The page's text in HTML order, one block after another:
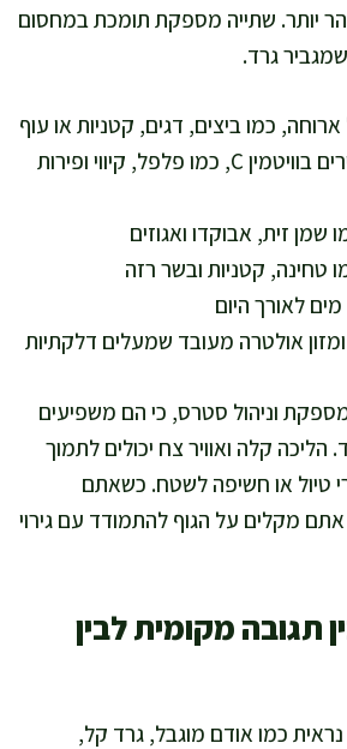
יותר. שתייה מספקת תומכת במחסום
גרד.
ארוחה, כמו ביצים, דגים, קטניות או עוף
ירקות ופירות עשירים בוויטמין C, כמו פלפל, קיווי ופירות
שמן זית, אבוקדו ואגוזים
טחינה, קטניות ובשר רזה
לאורך היום
אולטרה מעובד שמעלים דלקתיות
וניהול סטרס, כי הם משפיעים
קלה ואוויר צח יכולים לתמוך
טיול או חשיפה לשטח. כשאתם
מקלים על הגוף להתמודד עם גירוי
תגובה מקומית לבין
כמו אודם מוגבל, גרד קל,